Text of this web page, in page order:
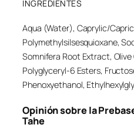
INGREDIENTES
Aqua (Water), Caprylic/
Polymethylsilsesquioxane,
Somnifera Root Extract, Olive
Polyglyceryl-6 Esters,
Phenoxyethanol,
Opinión sobre la
Tahe